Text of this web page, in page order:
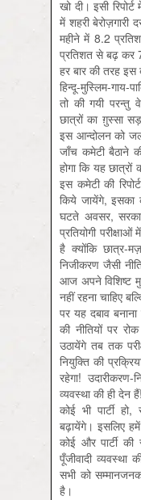
खो दी। इसी
में शहरी बेरोज़गारी
महीने में 8.2
प्रतिशत से बढ़ कर
हर बार की तरह इस
हिन्दू-मुस्लिम-गाय-
तो की गयी परन्तु
छात्रों का ग़ुस्सा
इस आन्दोलन को
जाँच कमेटी बैठाने
होगा कि यह
इस कमेटी की
किये जायेंगे, इसका
घटते अवसर,
प्रतियोगी
है क्योंकि छात्र-
निजीकरण जैसी
आज अपने विशिष्ट
नहीं रहना चाहिए
पर यह दबाव
की नीतियों पर
उठायेंगे तब तक
नियुक्ति की
रहेगा!
व्यवस्था की ही देन
कोई भी पार्टी
बढ़ायेंगे। इसलिए
कोई और पार्टी
पूँजीवादी व्यवस्था
सभी को
है।